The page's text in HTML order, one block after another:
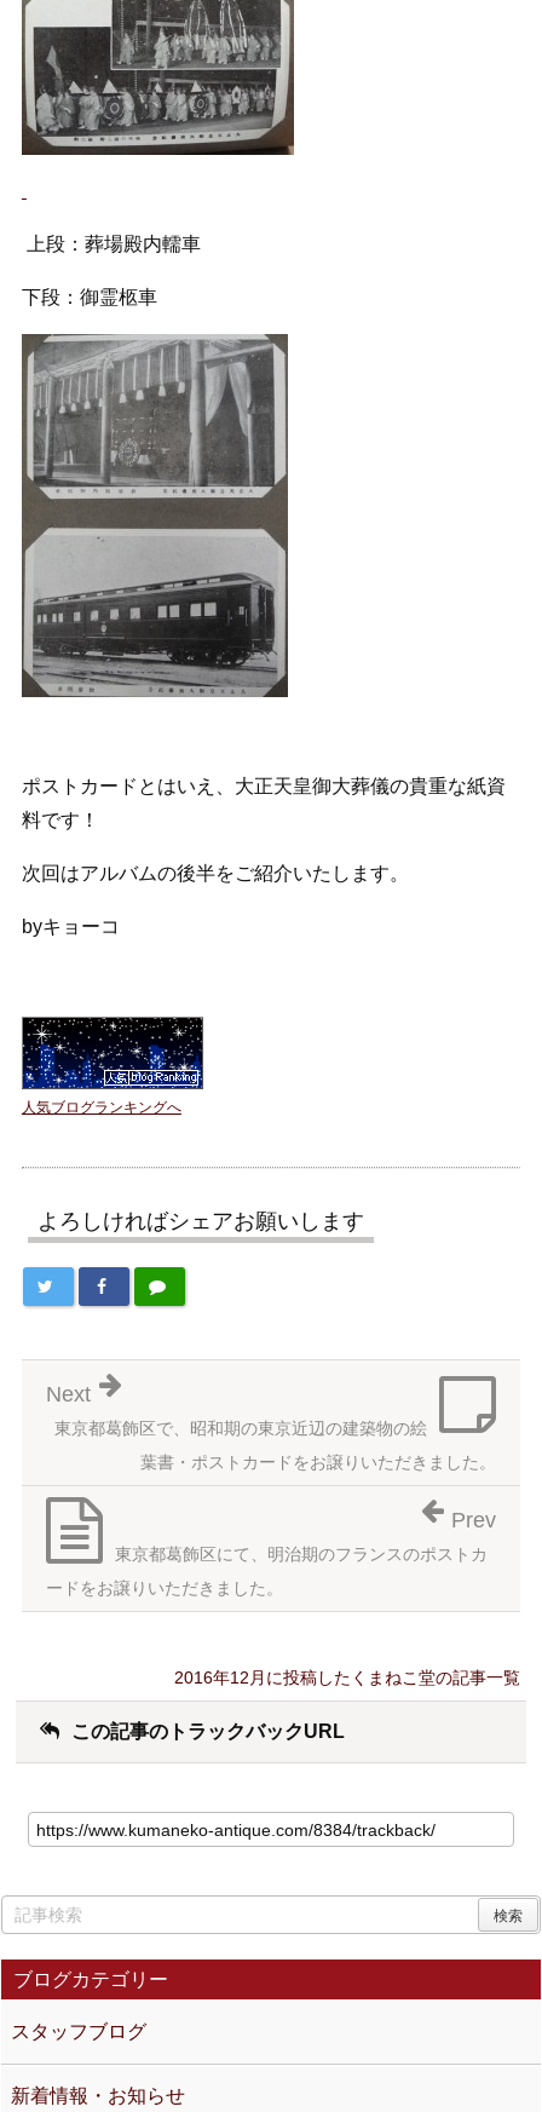
上段：葬場殿内轜車
下段：御霊柩車
ポストカードとはいえ、大正天皇御大葬儀の貴重な紙資
料です！
次回はアルバムの後半をご紹介いたします。
byキョーコ
人気ブログランキングへ
よろしければシェアお願いします
東京都葛飾区で、昭和期の東京近辺の建築物の絵
葉書・ポストカードをお譲りいただきました。
Next
東京都葛飾区にて、明治期のフランスのポストカ
ードをお譲りいただきました。
Prev
2016年12月に投稿したくまねこ堂の記事一覧
この記事のトラックバックURL
ブログカテゴリー
スタッフブログ
新着情報・お知らせ